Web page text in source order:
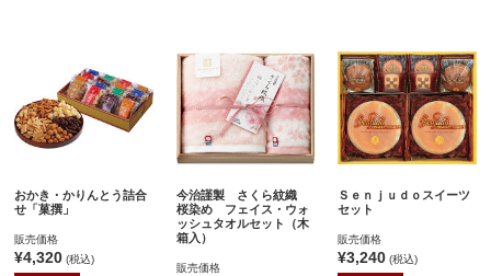
おかき・かりんとう詰合
せ「菓撰」
販売価格
¥4,320 (税込)
今治謹製 さくら紋織
桜染め フェイス・ウォ
ッシュタオルセット（木
箱入）
販売価格
Ｓｅｎｊｕｄｏスイーツ
セット
販売価格
¥3,240 (税込)